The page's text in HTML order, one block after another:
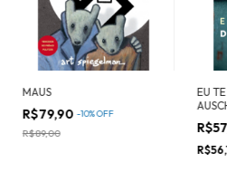
MAUS
R$79,90 -10%OFF
R$89,00
EU